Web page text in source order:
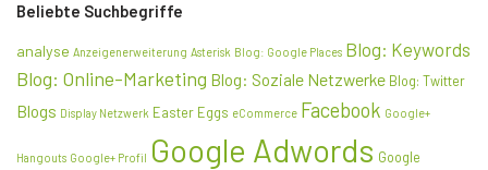
Beliebte Suchbegriffe
analyse Anzeigenerweiterung Asterisk Blog: Google Places Blog: Keywords
Blog: Online-Marketing Blog: Soziale Netzwerke Blog: Twitter
Blogs Display Netzwerk Easter Eggs eCommerce Facebook Google+
Hangouts Google+ Profil Google Adwords Google